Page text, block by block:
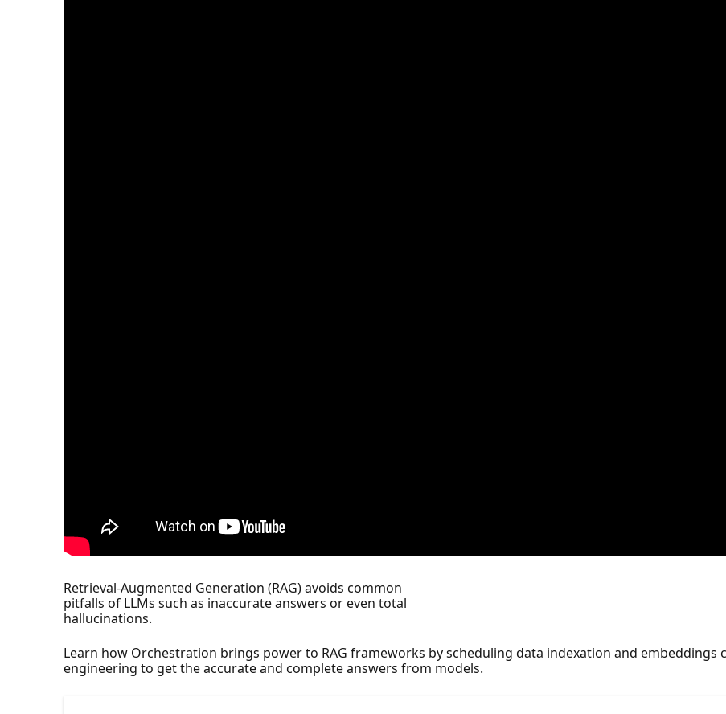
Retrieval-Augmented Generation (RAG) avoids common
pitfalls of LLMs such as inaccurate answers or even total
hallucinations.
Learn how Orchestration brings power to RAG frameworks by scheduling data indexation and
engineering to get the accurate and complete answers from models.